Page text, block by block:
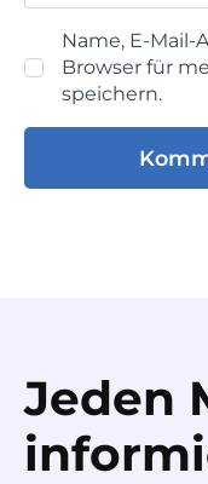
Name, E-Mail-
Browser für
speichern.
Jeden